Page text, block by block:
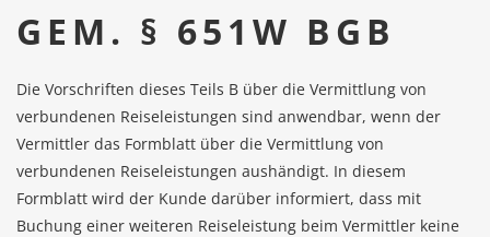
GEM. § 651W BGB
Die Vorschriften dieses Teils B über die Vermittlung von
verbundenen Reiseleistungen sind anwendbar, wenn der
Vermittler das Formblatt über die Vermittlung von
verbundenen Reiseleistungen aushändigt. In diesem
Formblatt wird der Kunde darüber informiert, dass mit
Buchung einer weiteren Reiseleistung beim Vermittler keine